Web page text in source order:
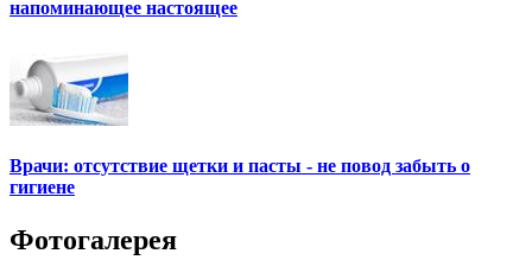
напоминающее настоящее
Врачи: отсутствие щетки и пасты - не повод забыть о
гигиене
Фотогалерея